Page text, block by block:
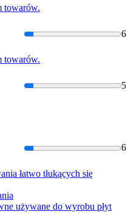
towarów.
6
towarów.
5
6
a łatwo tłukących się
a
używane do wyrobu płyt